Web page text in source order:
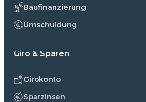
Baufinanzierung
Umschuldung
Giro & Sparen
Girokonto
Sparzinsen